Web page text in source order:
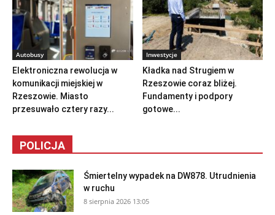
Autobusy
Elektroniczna rewolucja w
komunikacji miejskiej w
Rzeszowie. Miasto
przesuwało cztery razy...
Inwestycje
Kładka nad Strugiem w
Rzeszowie coraz bliżej.
Fundamenty i podpory
gotowe...
POLICJA
Śmiertelny wypadek na DW878. Utrudnienia
w ruchu
8 sierpnia 2026 13:05